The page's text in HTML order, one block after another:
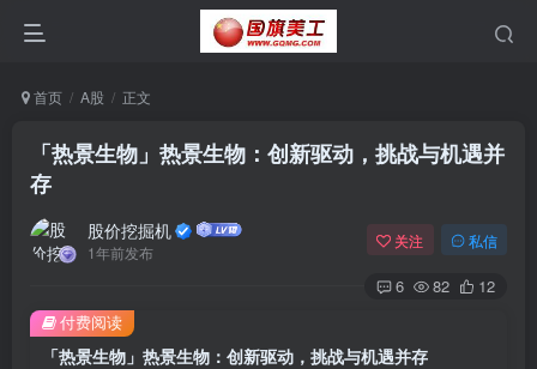
首页 A股 正文
「热景生物」热景生物：创新驱动，挑战与机遇并
存
股价挖掘机
1年前发布
关注 私信
6 82 12
「热景生物」热景生物：创新驱动，挑战与机遇并存
付费阅读